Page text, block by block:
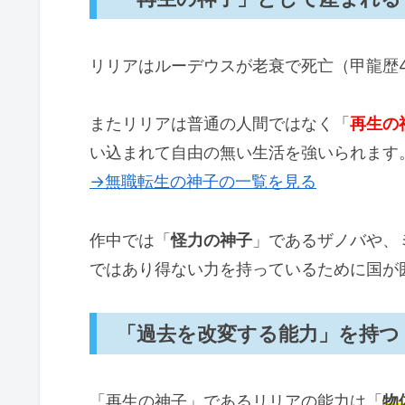
死産するはずだったパウロとゼ
リリアの願いは叶う？
「無職転生のリリアとは？全ての
リリアはルーデウスが老衰で死亡（甲龍
またリリアは普通の人間ではなく「 再生の
い込まれて自由の無い生活を強いられます
→無職転生の神子の一覧を見る
作中では「怪力の神子 」であるザノバや
ではあり得ない力を持っているために国
「過去を改変する能力」を持つ
「再生の神子」であるリリアの能力は「 物